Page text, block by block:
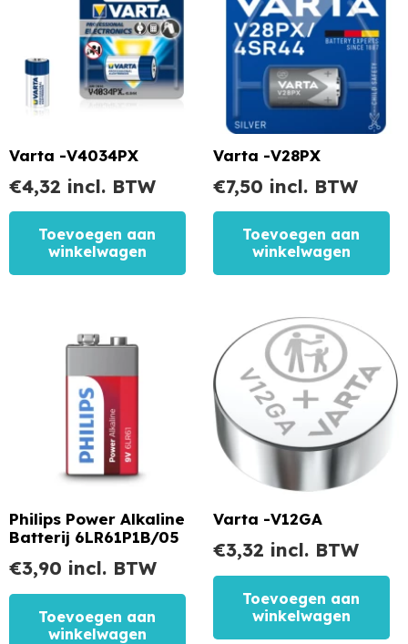
Varta -V4034PX
€4,32 incl. BTW
Toevoegen aan
winkelwagen
Varta -V28PX
€7,50 incl. BTW
Toevoegen aan
winkelwagen
Philips Power Alkaline
Batterij 6LR61P1B/05
€3,90 incl. BTW
Toevoegen aan
winkelwagen
Varta -V12GA
€3,32 incl. BTW
Toevoegen aan
winkelwagen